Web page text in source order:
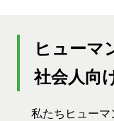
ヒューマ
社会人向
私たちヒューマ